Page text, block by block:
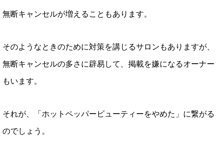
無断キャンセルが増えることもあります。
そのようなときのために対策を講じるサロンもありますが、
無断キャンセルの多さに辟易して、掲載を嫌になるオーナー
もいます。
それが、「ホットペッパービューティーをやめた」に繋がる
のでしょう。